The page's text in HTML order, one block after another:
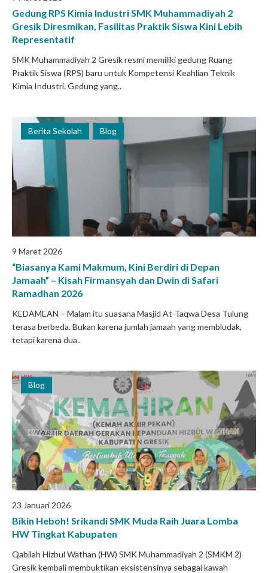
Gedung RPS Kimia Industri SMK Muhammadiyah 2
Gresik Diresmikan, Fasilitas Praktik Siswa Kini Lebih
Representatif
SMK Muhammadiyah 2 Gresik resmi memiliki gedung Ruang
Praktik Siswa (RPS) baru untuk Kompetensi Keahlian Teknik
Kimia Industri. Gedung yang..
Berita Sekolah Blog
9 Maret 2026
“Biasanya Kami Makmum, Kini Berdiri di Depan
Jamaah” – Kisah Firmansyah dan Dwin di Safari
Ramadhan 2026
KEDAMEAN – Malam itu suasana Masjid At-Taqwa Desa Tulung
terasa berbeda. Bukan karena jumlah jamaah yang membludak,
tetapi karena dua..
Blog
23 Januari 2026
Bikin Heboh! Srikandi SMK Muda Raih Juara Lomba
HW Tingkat Kabupaten
Qabilah Hizbul Wathan (HW) SMK Muhammadiyah 2 (SMKM 2)
Gresik kembali membuktikan eksistensinya sebagai kawah